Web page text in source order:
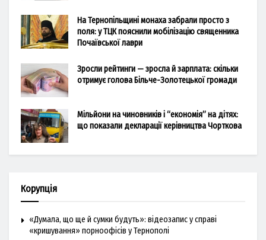
На Тернопільщині монаха забрали просто з
поля: у ТЦК пояснили мобілізацію священника
Почаївської лаври
Зросли рейтинги — зросла й зарплата: скільки
отримує голова Більче-Золотецької громади
Мільйони на чиновників і “економія” на дітях:
що показали декларації керівництва Чорткова
Корупція
«Думала, що ще й сумки будуть»: відеозапис у справі
«кришування» порноофісів у Тернополі